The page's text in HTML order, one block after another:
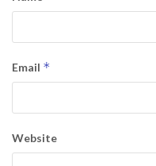
Email *
Website